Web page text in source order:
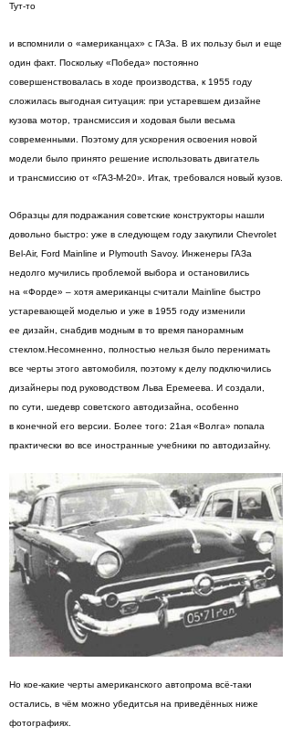
Тут-то
и вспомнили о «американцах» с ГАЗа. В их пользу был и еще
один факт. Поскольку «Победа» постоянно
совершенствовалась в ходе производства, к 1955 году
сложилась выгодная ситуация: при устаревшем дизайне
кузова мотор, трансмиссия и ходовая были весьма
современными. Поэтому для ускорения освоения новой
модели было принято решение использовать двигатель
и трансмиссию от «ГАЗ-М-20». Итак, требовался новый кузов.
Образцы для подражания советские конструкторы нашли
довольно быстро: уже в следующем году закупили Chevrolet
Bel-Air, Ford Mainline и Plymouth Savoy. Инженеры ГАЗа
недолго мучились проблемой выбора и остановились
на «Форде» – хотя американцы считали Mainline быстро
устаревающей моделью и уже в 1955 году изменили
ее дизайн, снабдив модным в то время панорамным
стеклом.Несомненно, полностью нельзя было перенимать
все черты этого автомобиля, поэтому к делу подключились
дизайнеры под руководством Льва Еремеева. И создали,
по сути, шедевр советского автодизайна, особенно
в конечной его версии. Более того: 21ая «Волга» попала
практически во все иностранные учебники по автодизайну.
Но кое-какие черты американского автопрома всё-таки
остались, в чём можно убедитсья на приведённых ниже
фотографиях.